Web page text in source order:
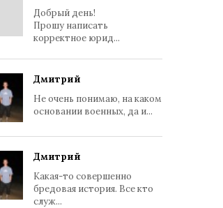
Добрый день!
Прошу написать
корректное юрид...
Дмитрий
Не очень понимаю, на каком
основании военных, да и...
Дмитрий
Какая-то совершенно
бредовая история. Все кто
служ...